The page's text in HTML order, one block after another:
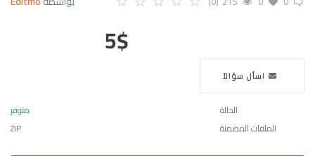
5$
اسأل سؤالاً
الحالة
متوفر
الملفات المضمنة
ZIP